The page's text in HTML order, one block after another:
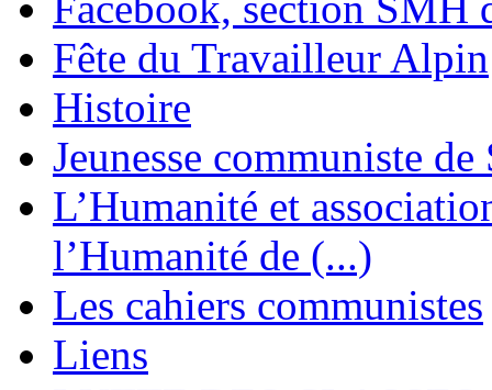
Fête du Travailleur Alpin
Histoire
Jeunesse communiste
L’Humanité et
l’Humanité de (...)
Les cahiers communistes
Liens